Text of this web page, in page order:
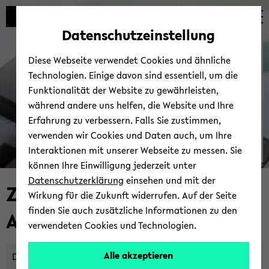
Automatische
vermeiden
skip
main
skip
main
skip
footer
Servicezentrum
© Uni­ver­si­tät Bie­le­feld | BITS
Zwei-​Faktor-
Authentifizierung (2FA)
Die Zwei-​Faktor-Authentifizierung (2FA) nutzt bei der An­
Datenschutzeinstellung
Diese Webseite verwendet Cookies und ähnliche
Technologien. Einige davon sind essentiell, um die
Funktionalität der Website zu gewährleisten,
während andere uns helfen, die Website und Ihre
Erfahrung zu verbessern. Falls Sie zustimmen,
verwenden wir Cookies und Daten auch, um Ihre
Interaktionen mit unserer Webseite zu messen. Sie
können Ihre Einwilligung jederzeit unter
Datenschutzerklärung einsehen und mit der
Wirkung für die Zukunft widerrufen. Auf der Seite
finden Sie auch zusätzliche Informationen zu den
verwendeten Cookies und Technologien.
Alle akzeptieren